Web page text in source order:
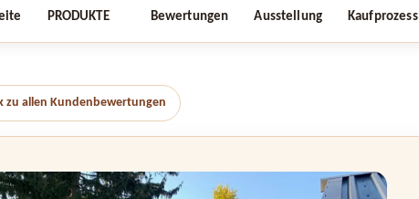
PRODUKTE Bewertungen Ausstellung Kaufprozess
zu allen Kundenbewertungen